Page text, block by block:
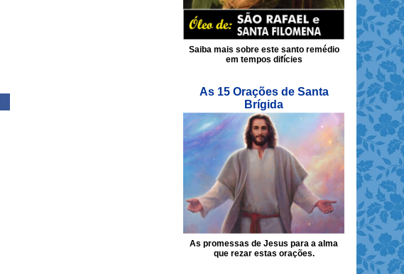
Saiba mais sobre este santo remédio
em tempos difícies
As 15 Orações de Santa
Brígida
As promessas de Jesus para a alma
que rezar estas orações.